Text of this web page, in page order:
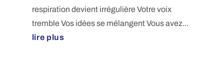
respiration devient irrégulière Votre voix
tremble Vos idées se mélangent Vous avez...
lire plus